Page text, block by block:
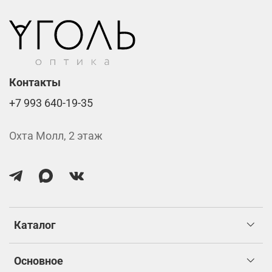
Каталог
Основное
Контакты
+7 993 640-19-35
Охта Молл, 2 этаж